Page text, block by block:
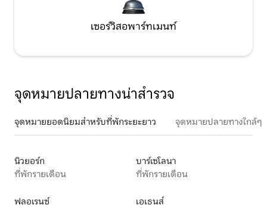
เซอร์วิสอพาร์ทเมนท์
จุดหมายปลายทางน่าสำรวจ
จุดหมายยอดนิยมสำหรับที่พักระยะยาว จุดหมายปลายทางใกล้ๆ
นิวยอร์ก
ที่พักรายเดือน
บาร์เซโลนา
ที่พักรายเดือน
ฟลอเรนซ์
เอเธนส์